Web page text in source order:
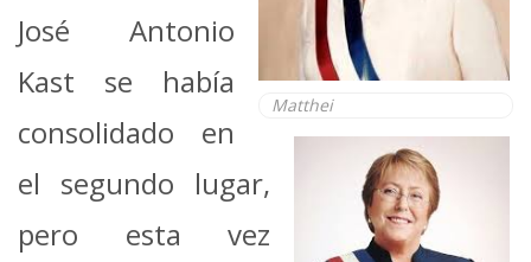
Matthei
José Antonio
Kast se había
consolidado en
el segundo lugar,
pero esta vez